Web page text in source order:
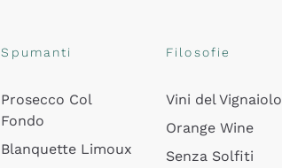
Spumanti
Prosecco Col
Fondo
Blanquette Limoux
Filosofie
Vini del Vignaiolo
Orange Wine
Senza Solfiti